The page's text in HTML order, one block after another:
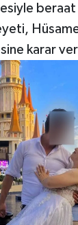
beraat
karar